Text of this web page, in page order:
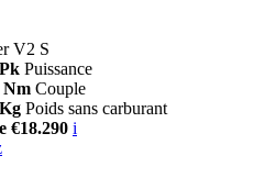
V2 S
Puissance
Nm Couple
Poids sans carburant
€18.290 i